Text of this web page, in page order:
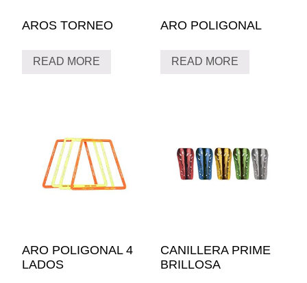
AROS TORNEO
READ MORE
ARO POLIGONAL
READ MORE
ARO POLIGONAL 4
LADOS
CANILLERA PRIME
BRILLOSA